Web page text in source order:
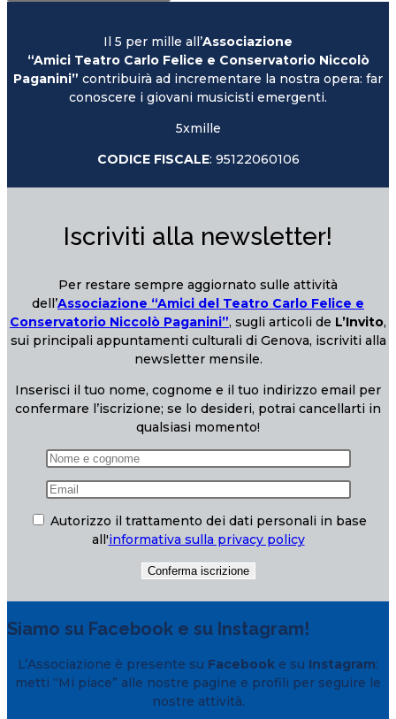
Il 5 per mille all’Associazione
“Amici Teatro Carlo Felice e Conservatorio Niccolò
Paganini” contribuirà ad incrementare la nostra opera: far
conoscere i giovani musicisti emergenti.
5xmille
CODICE FISCALE: 95122060106
Iscriviti alla newsletter!
Per restare sempre aggiornato sulle attività
dell’Associazione “Amici del Teatro Carlo Felice e
Conservatorio Niccolò Paganini”, sugli articoli de L’Invito,
sui principali appuntamenti culturali di Genova, iscriviti alla
newsletter mensile.
Inserisci il tuo nome, cognome e il tuo indirizzo email per
confermare l’iscrizione; se lo desideri, potrai cancellarti in
qualsiasi momento!
Autorizzo il trattamento dei dati personali in base
all'informativa sulla privacy policy
Siamo su Facebook e su Instagram!
L’Associazione è presente su Facebook e su Instagram:
metti “Mi piace” alle nostre pagine e profili per seguire le
nostre attività.